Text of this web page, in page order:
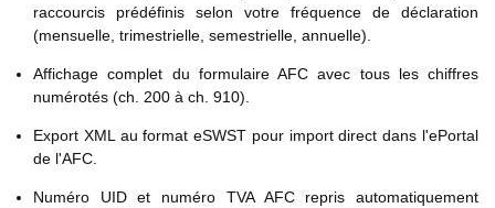
raccourcis prédéfinis selon votre fréquence de déclaration
(mensuelle, trimestrielle, semestrielle, annuelle).
Affichage complet du formulaire AFC avec tous les chiffres
numérotés (ch. 200 à ch. 910).
Export XML au format eSWST pour import direct dans l'ePortal
de l'AFC.
Numéro UID et numéro TVA AFC repris automatiquement